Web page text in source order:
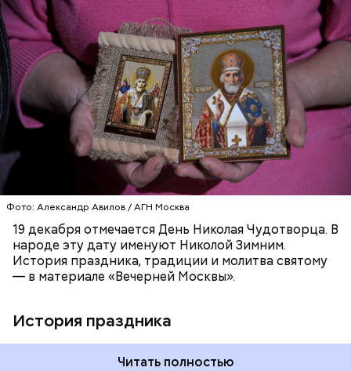
Фото: Александр Авилов / АГН Москва
19 декабря отмечается День Николая Чудотворца. В
народе эту дату именуют Николой Зимним.
История праздника, традиции и молитва святому
— в материале «Вечерней Москвы».
История праздника
жизнь христиан была очень трудной. Они жили в
постоянной опасности быть подвергнутыми
мучительным пыткам и даже смерти от рук
язычников.
Читать полностью
ПРАВОСЛАВИЕ
ПРАЗДНИКИ
ХРИСТИАНСТВО
РЕЛИГИЯ ЦЕРКОВЬ